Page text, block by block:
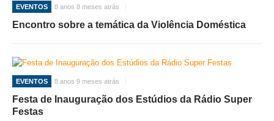
EVENTOS 8 anos 8 meses atrás
Encontro sobre a temática da Violência Doméstica
EVENTOS 8 anos 9 meses atrás
Festa de Inauguração dos Estúdios da Rádio Super
Festas